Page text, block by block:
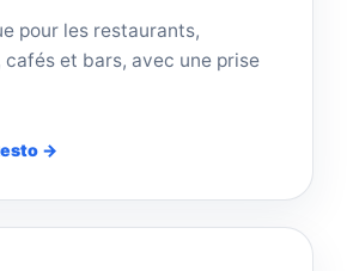
pour les restaurants,
et bars, avec une prise
→